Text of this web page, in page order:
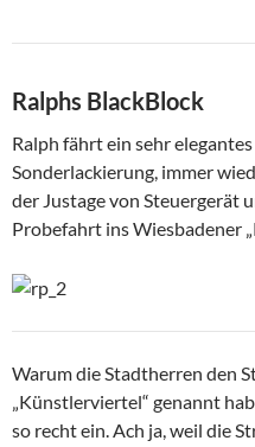
Ralphs BlackBlock
Ralph fährt ein sehr
Sonderlackierung, immer
der Justage von Steuergerät
Probefahrt ins Wiesbadener
Warum die Stadtherren den
„Künstlerviertel“ genannt
so recht ein. Ach ja, weil die